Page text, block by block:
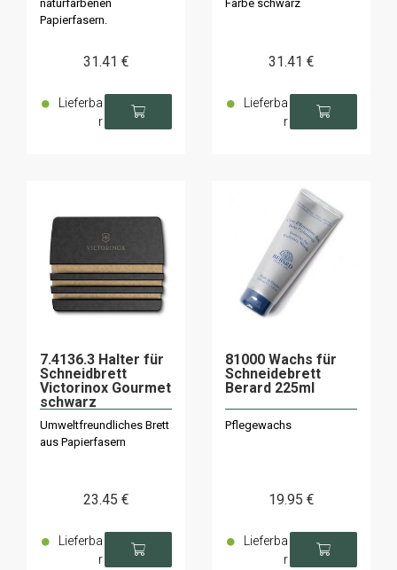
naturfarbenen
Papierfasern.
31.41 €
Lieferba
r
Farbe schwarz
31.41 €
Lieferba
r
7.4136.3 Halter für
Schneidbrett
Victorinox Gourmet
schwarz
12,7x10,2x1,2cm
Umweltfreundliches Brett
aus Papierfasern
23.45 €
Lieferba
r
81000 Wachs für
Schneidebrett
Berard 225ml
Pflegewachs
19.95 €
Lieferba
r